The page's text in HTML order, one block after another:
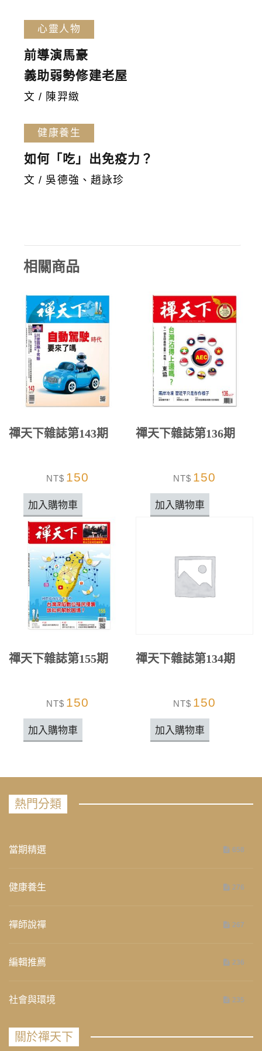
心靈人物
前導演馬豪
義助弱勢修建老屋
文 / 陳羿緻
健康養生
如何「吃」出免疫力？
文 / 吳德強、趙詠珍
相關商品
禪天下雜誌第143期
NT$ 150
加入購物車
禪天下雜誌第136期
NT$ 150
加入購物車
禪天下雜誌第155期
NT$ 150
加入購物車
禪天下雜誌第134期
NT$ 150
加入購物車
熱門分類
當期精選 658
健康養生 276
禪師說禪 267
編輯推薦 236
社會與環境 235
關於禪天下